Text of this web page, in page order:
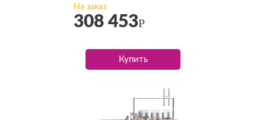
DS/W-ETK(Комплект)
На заказ
308 453Р
Купить